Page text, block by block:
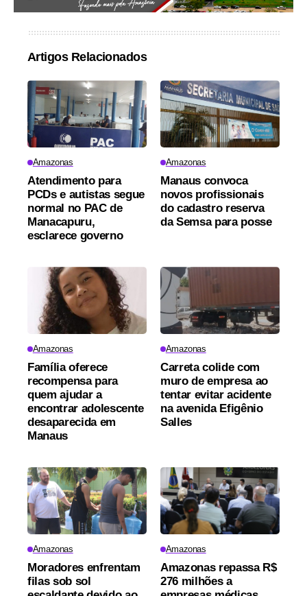
Artigos Relacionados
Amazonas
Atendimento para
PCDs e autistas segue
normal no PAC de
Manacapuru,
esclarece governo
Amazonas
Manaus convoca
novos profissionais
do cadastro reserva
da Semsa para posse
Amazonas
Família oferece
recompensa para
quem ajudar a
encontrar adolescente
desaparecida em
Manaus
Amazonas
Carreta colide com
muro de empresa ao
tentar evitar acidente
na avenida Efigênio
Salles
Amazonas
Moradores enfrentam
filas sob sol
Amazonas
Amazonas repassa R$
276 milhões a